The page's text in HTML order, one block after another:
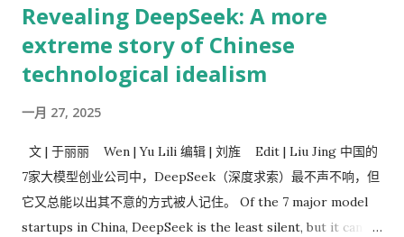
多只ETF中的持仓比例降至 20%以下 ，这意味着这些持仓不再
需要披露。 阅读： 中国国家队退出ETF可能接近尾声，或将提振
沪深300指数 分析师表示：“全面清算可能至少需要八周时间，但
披露门槛以下，这一点至关重要。他们不希望出现在上半年的股
东名单中，因为大多数主权财富基金都不喜欢公开其投资活动。”
今年以来，沪深 300指数 累计上涨3.3%，而MSCI 亚太 指数则
上涨了17%。与大盘走势平淡形成鲜明对比的是，科技股指数表
现强劲，创业板指数在本月初创下历史新高。 国家队已大幅减持
Revealing DeepSeek: A more
extreme story of Chinese
technological idealism
一月 27, 2025
文 | 于丽丽 Wen | Yu Lili 编辑 | 刘旌 Edit | Liu Jing 中国的
7家大模型创业公司中，DeepSeek（深度求索）最不声不响，但
它又总能以出其不意的方式被人记住。 Of the 7 major model
startups in China, DeepSeek is the least silent, but it can